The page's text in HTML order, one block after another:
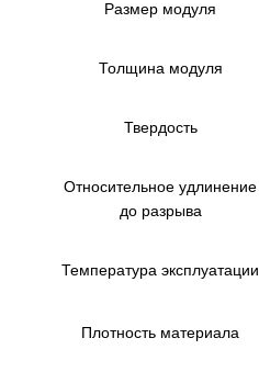
Размер модуля
Толщина модуля
Твердость
Относительное удлинение
до разрыва
Температура эксплуатации
Плотность материала